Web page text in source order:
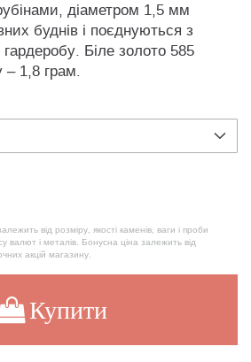
діаметром 1,5 мм
буднів і поєднуються з
Біле золото 585
– 1,8 грам.
від розміру, якості каменів, ваги і проби
валют і металів. Бонусна ціна залежить від
акцій магазину.
Купити